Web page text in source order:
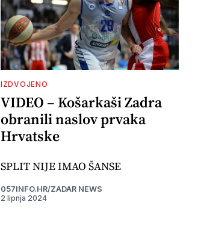
IZDVOJENO
VIDEO – Košarkaši Zadra
obranili naslov prvaka
Hrvatske
SPLIT NIJE IMAO ŠANSE
057INFO.HR/ZADAR NEWS
2 lipnja 2024